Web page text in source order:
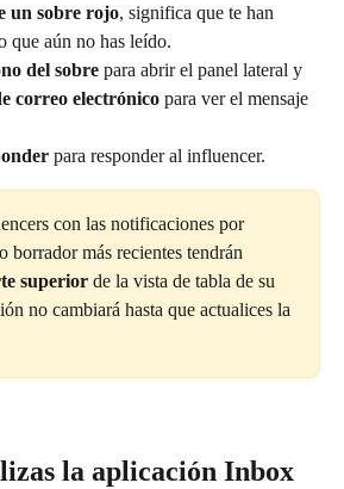
un sobre rojo, significa que te han
que aún no has leído.
del sobre para abrir el panel lateral y
correo electrónico para ver el mensaje
para responder al influencer.
con las notificaciones por
borrador más recientes tendrán
superior de la vista de tabla de su
no cambiará hasta que actualices la
la aplicación Inbox